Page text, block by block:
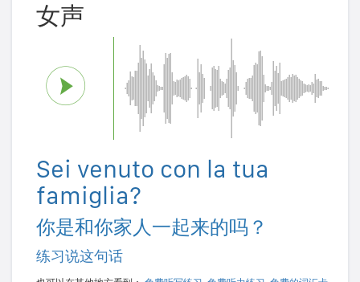
女声
Sei venuto con la tua
famiglia?
你是和你家人一起来的吗？
练习说这句话